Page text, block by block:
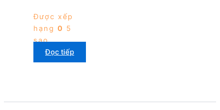
Được xếp
hạng 0 5
sao
Đọc tiếp